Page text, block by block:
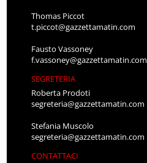
Thomas Piccot
t.piccot@gazzettamatin.com
Fausto Vassoney
f.vassoney@gazzettamatin.com
SEGRETERIA
Roberta Prodoti
segreteria@gazzettamatin.com
Stefania Muscolo
segreteria@gazzettamatin.com
CONTATTACI